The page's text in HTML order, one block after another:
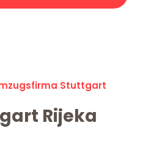
Stuttgart
Rijeka